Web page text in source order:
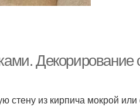
Декорирование
стену из кирпича мокрой или